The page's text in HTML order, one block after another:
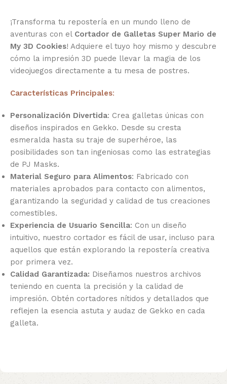
¡Transforma tu repostería en un mundo lleno de
aventuras con el Cortador de Galletas Super Mario de
My 3D Cookies! Adquiere el tuyo hoy mismo y descubre
cómo la impresión 3D puede llevar la magia de los
videojuegos directamente a tu mesa de postres.
Características Principales:
Personalización Divertida: Crea galletas únicas con
diseños inspirados en Gekko. Desde su cresta
esmeralda hasta su traje de superhéroe, las
posibilidades son tan ingeniosas como las estrategias
de PJ Masks.
Material Seguro para Alimentos: Fabricado con
materiales aprobados para contacto con alimentos,
garantizando la seguridad y calidad de tus creaciones
comestibles.
Experiencia de Usuario Sencilla: Con un diseño
intuitivo, nuestro cortador es fácil de usar, incluso para
aquellos que están explorando la repostería creativa
por primera vez.
Calidad Garantizada: Diseñamos nuestros archivos
teniendo en cuenta la precisión y la calidad de
impresión. Obtén cortadores nítidos y detallados que
reflejen la esencia astuta y audaz de Gekko en cada
galleta.